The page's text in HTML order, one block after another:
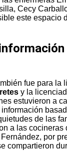
Cecy
este espacio
fue para la
y la
estuvieron a
de las
a las cocineras
por
compartieron